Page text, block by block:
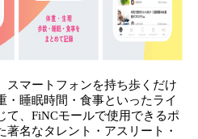
スマートフォンを持ち歩くだけ
・睡眠時間・食事といったライ
て、FiNCモールで使用できるポ
名なタレント・アスリート・